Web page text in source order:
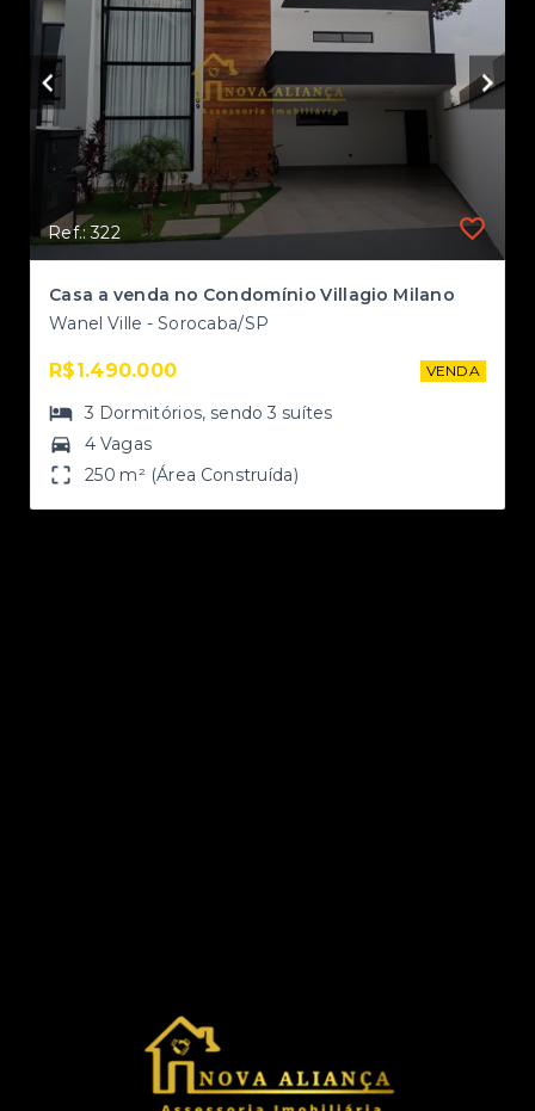
Ref.: 322
Casa a venda no Condomínio Villagio Milano
Wanel Ville - Sorocaba/SP
R$1.490.000 VENDA
3 Dormitórios, sendo3 suítes
4 Vagas
250 m² (Área Construída)